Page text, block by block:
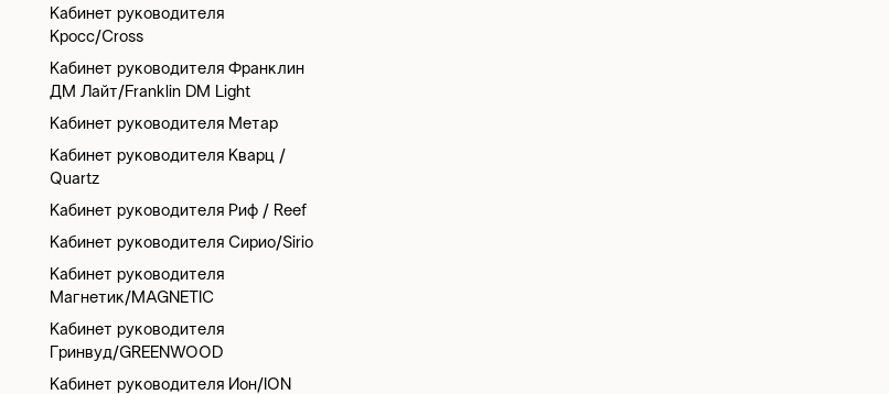
Кабинет руководителя
Кросс/Cross
Кабинет руководителя Франклин
ДМ Лайт/Franklin DM Light
Кабинет руководителя Метар
Кабинет руководителя Кварц /
Quartz
Кабинет руководителя Риф / Reef
Кабинет руководителя Сирио/Sirio
Кабинет руководителя
Магнетик/MAGNETIC
Кабинет руководителя
Гринвуд/GREENWOOD
Кабинет руководителя Ион/ION